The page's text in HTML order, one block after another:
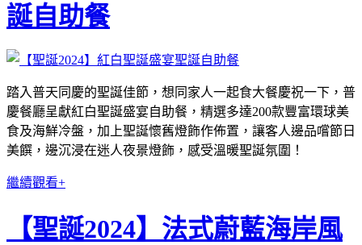
誕⾃助餐
踏入普天同慶的聖誕佳節，想同家人一起食大餐慶祝一下，普
慶餐廳呈獻紅⽩聖誕盛宴⾃助餐，精選多達200款豐富環球美
食及海鮮冷盤，加上聖誕懷舊燈飾作佈置，讓客⼈邊品嚐節⽇
美饌，邊沉浸在迷⼈夜景燈飾，感受溫暖聖誕氛圍！
繼續觀看+
【聖誕2024】法式蔚藍海岸風